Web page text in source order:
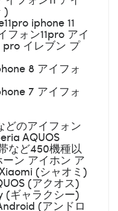
)
iphone 11
フォン11pro アイ
pro イレブン プ
8 アイフォ
7 アイフォ
どのアイフォン
AQUOS
など450機種以
ーン アイホン ア
(シャオミ)
(アクオス)
(ギャラクシー)
(アンドロ